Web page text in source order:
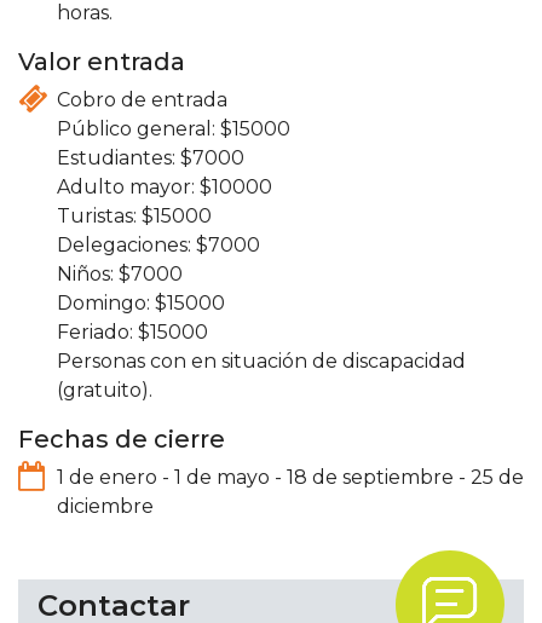
horas.
Valor entrada
Cobro de entrada
15000
7000
10000
15000
7000
7000
15000
15000
Personas con en situación de discapacidad
(gratuito).
Fechas de cierre
1 de enero - 1 de mayo - 18 de septiembre - 25 de
diciembre
Contactar .